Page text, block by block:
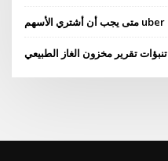
متى يجب أن أشتري الأسهم uber
تنبؤات تقرير مخزون الغاز الطبيعي